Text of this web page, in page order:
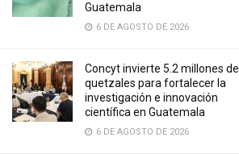
Guatemala
6 DE AGOSTO DE 2026
Concyt invierte 5.2 millones de
quetzales para fortalecer la
investigación e innovación
científica en Guatemala
6 DE AGOSTO DE 2026